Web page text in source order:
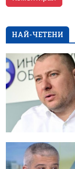
НАЙ-ЧЕТЕНИ